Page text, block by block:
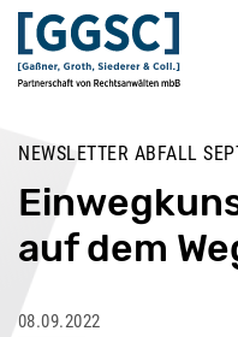
NEWSLETTER ABFALL
auf dem
08.09.2022